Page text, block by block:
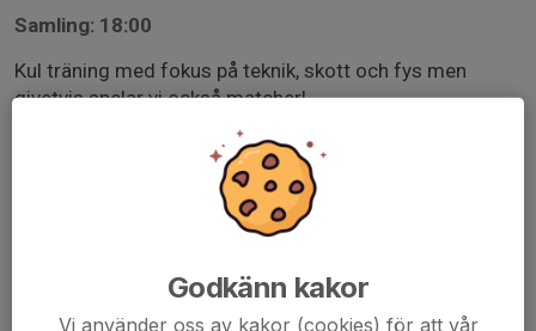
Samling: 18:00
Kul träning med fokus på teknik, skott och fys men
givetvis spelar vi också matcher!
Godkänn kakor
Vi använder oss av kakor (cookies) för att vår